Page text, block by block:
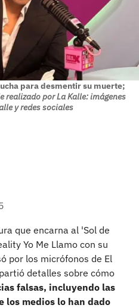
para desmentir su muerte;
realizado por La Kalle: imágenes
y redes sociales
que encarna al 'Sol de
Yo Me Llamo con su
por los micrófonos de El
detalles sobre cómo
falsas, incluyendo las
los medios lo han dado